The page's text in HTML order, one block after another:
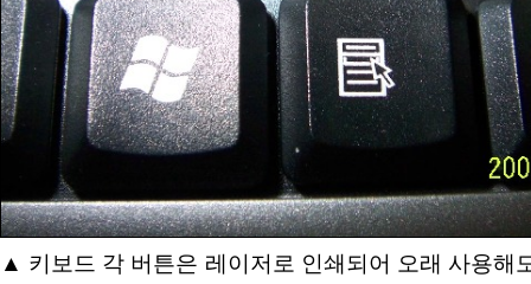
▲ 키보드 각 버튼은 레이저로 인쇄되어 오래 사용해